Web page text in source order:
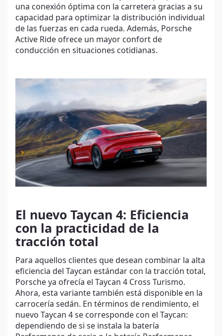
una conexión óptima con la carretera gracias a su
capacidad para optimizar la distribución individual
de las fuerzas en cada rueda. Además, Porsche
Active Ride ofrece un mayor confort de
conducción en situaciones cotidianas.
El nuevo Taycan 4: Eficiencia
con la practicidad de la
tracción total
Para aquellos clientes que desean combinar la alta
eficiencia del Taycan estándar con la tracción total,
Porsche ya ofrecía el Taycan 4 Cross Turismo.
Ahora, esta variante también está disponible en la
carrocería sedán. En términos de rendimiento, el
nuevo Taycan 4 se corresponde con el Taycan:
dependiendo de si se instala la batería